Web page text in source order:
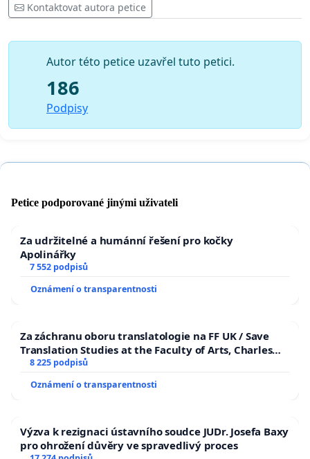
Kontaktovat autora petice
Autor této petice uzavřel tuto petici.
186
Podpisy
Petice podporované jinými uživateli
Za udržitelné a humánní řešení pro kočky
Apolinářky
7 552 podpisů
Oznámení o transparentnosti
Za záchranu oboru translatologie na FF UK / Save
Translation Studies at the Faculty of Arts, Charles
University
8 225 podpisů
Oznámení o transparentnosti
Výzva k rezignaci ústavního soudce JUDr. Josefa Baxy
pro ohrožení důvěry ve spravedlivý proces